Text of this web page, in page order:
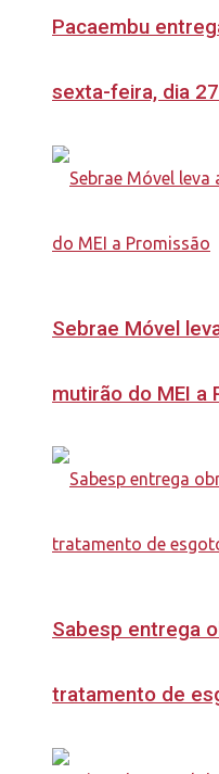
Pacaembu
sexta-feira, dia
Sebrae Móvel
mutirão do MEI a
Sabesp entrega
tratamento de